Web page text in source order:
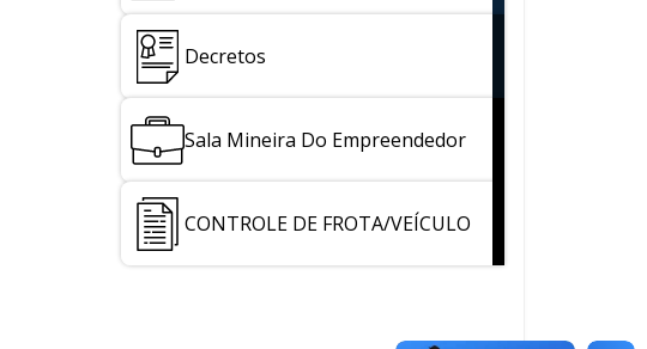
Decretos
Sala Mineira Do Empreendedor
CONTROLE DE FROTA/VEÍCULO